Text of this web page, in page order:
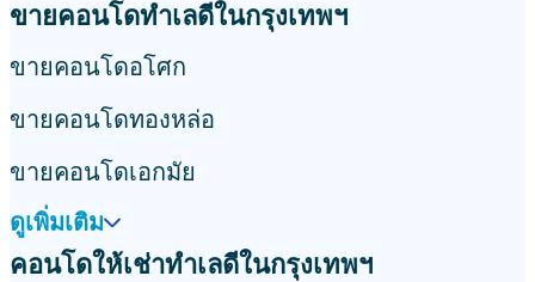
ขายคอนโดทำเลดีในกรุงเทพฯ
ขายคอนโดอโศก
ขายคอนโดทองหล่อ
ขายคอนโดเอกมัย
ดูเพิ่มเติม
คอนโดให้เช่าทำเลดีในกรุงเทพฯ